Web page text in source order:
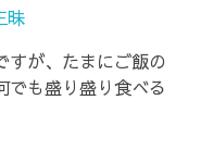
昧
すが、たまにご飯の
でも盛り盛り食べる